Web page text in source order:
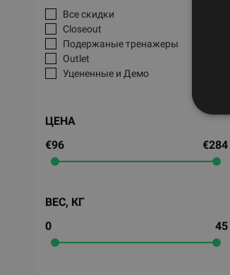
Все скидки
Closeout
Подержаные тренажеры
Outlet
Уцененные и Демо
ЦЕНА
€96
€284
ВЕС, КГ
0
45